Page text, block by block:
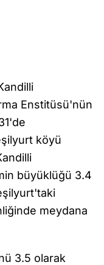
Enstitüsü'nün
köyü
büyüklüğü 3.4
meydana
3.5 olarak